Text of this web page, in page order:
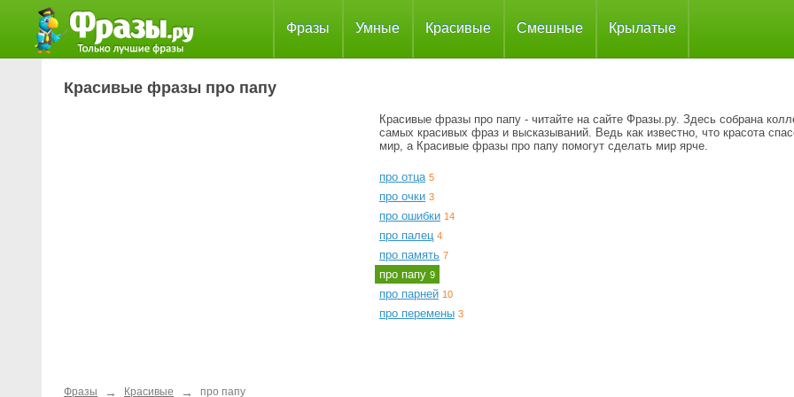
Фразы Умные Красивые Смешные Крылатые
Красивые фразы про папу
Красивые фразы про папу - читайте на сайте Фразы.ру. Здесь собрана
самых красивых фраз и высказываний. Ведь как известно, что красота
мир, а Красивые фразы про папу помогут сделать мир ярче.
про отца 5
про очки 3
про ошибки 14
про палец 4
про память 7
про папу 9
про парней 10
про перемены 3
Фразы → Красивые → про папу